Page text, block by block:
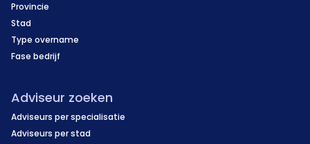
Provincie
Stad
Type overname
Fase bedrijf
Adviseur zoeken
Adviseurs per specialisatie
Adviseurs per stad